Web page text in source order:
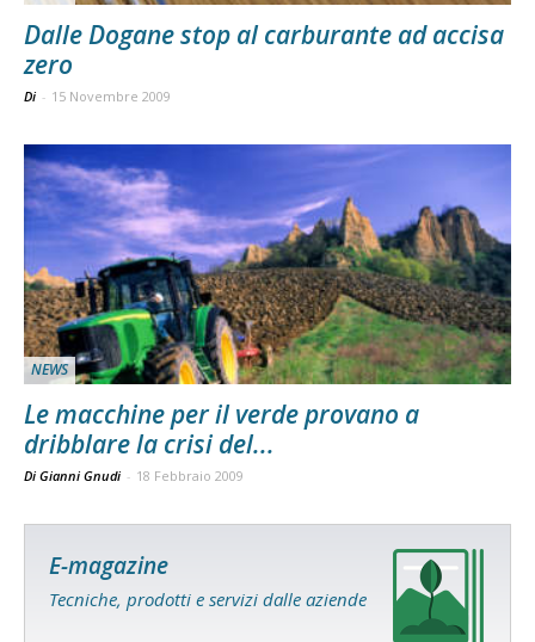
Dalle Dogane stop al carburante ad accisa
zero
Di - 15 Novembre 2009
NEWS
Le macchine per il verde provano a
dribblare la crisi del...
Di Gianni Gnudi - 18 Febbraio 2009
E-magazine
Tecniche, prodotti e servizi dalle aziende